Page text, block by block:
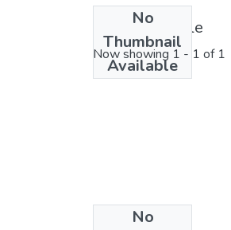
No
Thumbnail
Available
License bundle
Now showing 1 - 1 of 1
No
Collections